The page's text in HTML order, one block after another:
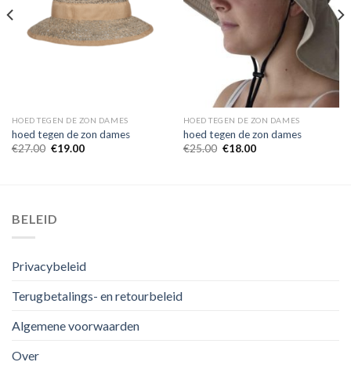
HOED TEGEN DE ZON DAMES
hoed tegen de zon dames
€27.00 €19.00
HOED TEGEN DE ZON DAMES
hoed tegen de zon dames
€25.00 €18.00
BELEID
Privacybeleid
Terugbetalings- en retourbeleid
Algemene voorwaarden
Over